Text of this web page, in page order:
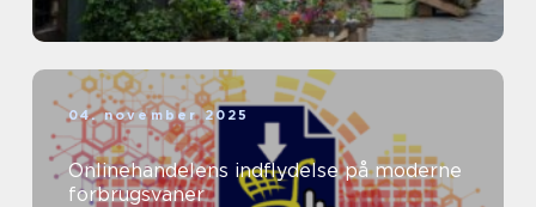
04. november 2025
Onlinehandelens indflydelse på moderne
forbrugsvaner